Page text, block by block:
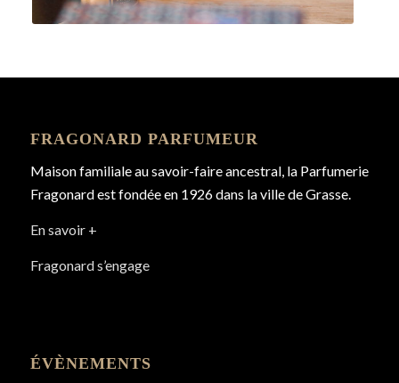
FRAGONARD PARFUMEUR
Maison familiale au savoir-faire ancestral, la Parfumerie
Fragonard est fondée en 1926 dans la ville de Grasse.
En savoir +
Fragonard s’engage
ÉVÈNEMENTS